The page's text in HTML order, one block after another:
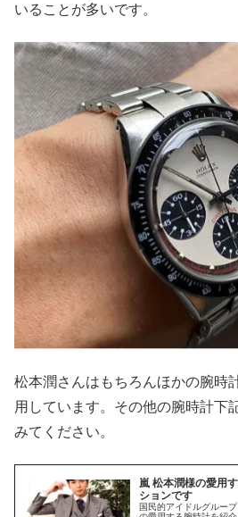
いることが多いです。
松本潤さんはもちろんほかの腕時
用しています。その他の腕時計下
みてください。
嵐 松本潤様の愛用
ションです
国民的アイドルグルー